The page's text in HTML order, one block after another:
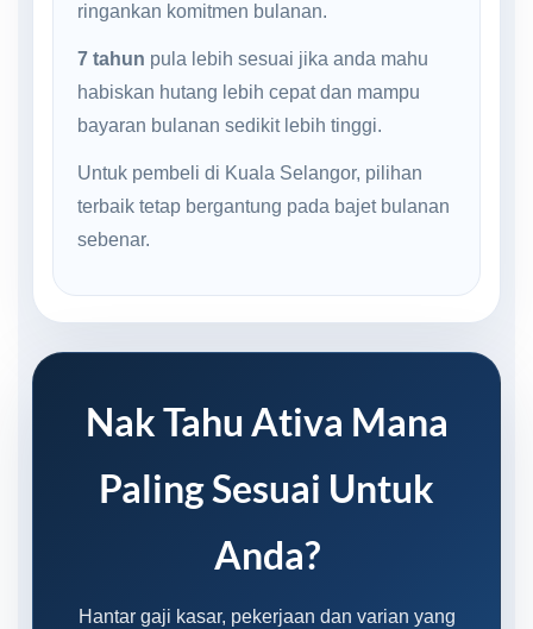
ringankan komitmen bulanan.
7 tahun pula lebih sesuai jika anda mahu
habiskan hutang lebih cepat dan mampu
bayaran bulanan sedikit lebih tinggi.
Untuk pembeli di Kuala Selangor, pilihan
terbaik tetap bergantung pada bajet bulanan
sebenar.
Nak Tahu Ativa Mana
Paling Sesuai Untuk
Anda?
Hantar gaji kasar, pekerjaan dan varian yang